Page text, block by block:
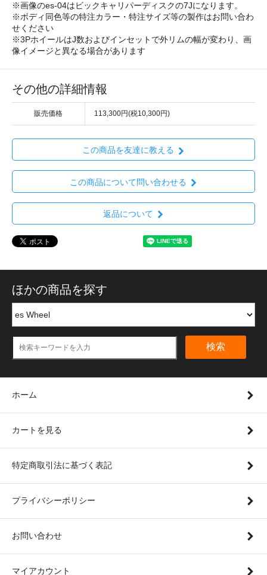
※画像のes-04はビックキャリパーディスクの7Jになります。
※ボディ同色等の特注カラー・特注サイズ等の製作はお問い合わ
せください
※3PホイールはJ数およびインセットで外リムの幅が変わり、画
像イメージと異なる場合があります
その他の詳細情報
販売価格 113,300円(税10,300円)
この商品を友達に教える
この商品について問い合わせる
返品について
ほかの商品を探す
検索
ホーム
カートを見る
特定商取引法に基づく表記
プライバシーポリシー
お問い合わせ
マイアカウント